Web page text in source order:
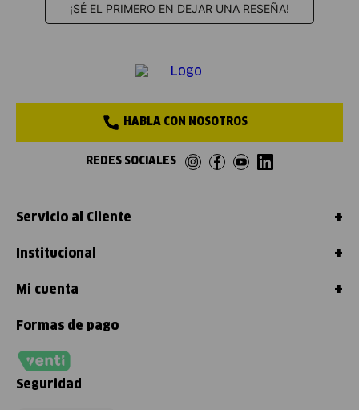
¡SÉ EL PRIMERO EN DEJAR UNA RESEÑA!
HABLA CON NOSOTROS
REDES SOCIALES
Servicio al Cliente +
Institucional +
Mi cuenta +
Formas de pago
Seguridad